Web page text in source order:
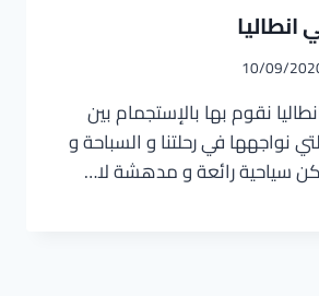
انطاليا
10/09/
نقوم بها بالإستجمام بين
نواجهها في رحلتنا و السباحة و
سياحية رائعة و مدهشة لا…